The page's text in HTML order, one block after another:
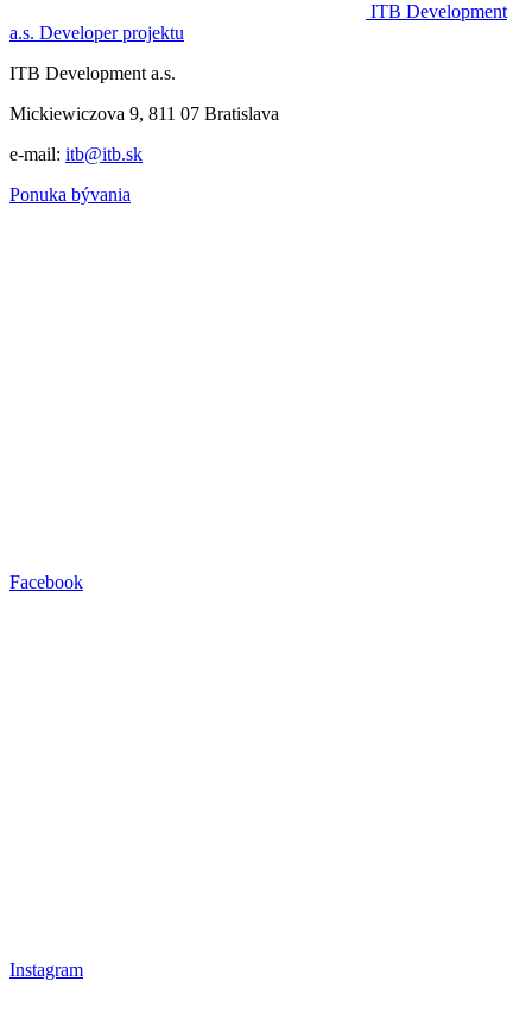
ITB Development
a.s. Developer projektu
ITB Development a.s.
Mickiewiczova 9, 811 07 Bratislava
e-mail: itb@itb.sk
Ponuka bývania
Facebook
Instagram